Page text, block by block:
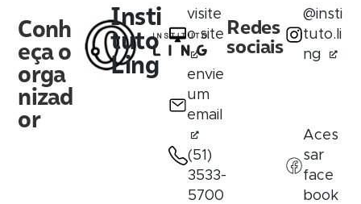
Conh
eça o
orga
nizad
or
Insti
tuto
Ling
visite
o site
envie
um
email
(51)
3533-
5700
Redes
sociais
@insti
tuto.li
ng
Aces
sar
face
book